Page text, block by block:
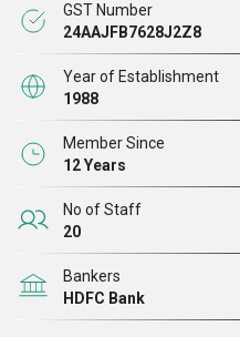
आज, हमारी कंपनी दुनिया के कई
है, इसका प्रमुख श्रेय हमारे कर्मियों
प्रथाओं को जाता है। हम
विदेशी ग्राहकों को निर्यात करते हैं।
GST Number
24AAJFB7628J2Z8
Year of Establishment
1988
Member Since
12 Years
No of Staff
20
Bankers
HDFC Bank